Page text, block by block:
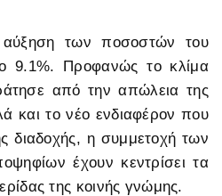
αύξηση των ποσοστών του
9.1%. Προφανώς το κλίμα
από την απώλεια της
και το νέο ενδιαφέρον που
διαδοχής, η συμμετοχή των
έχουν κεντρίσει τα
της κοινής γνώμης.